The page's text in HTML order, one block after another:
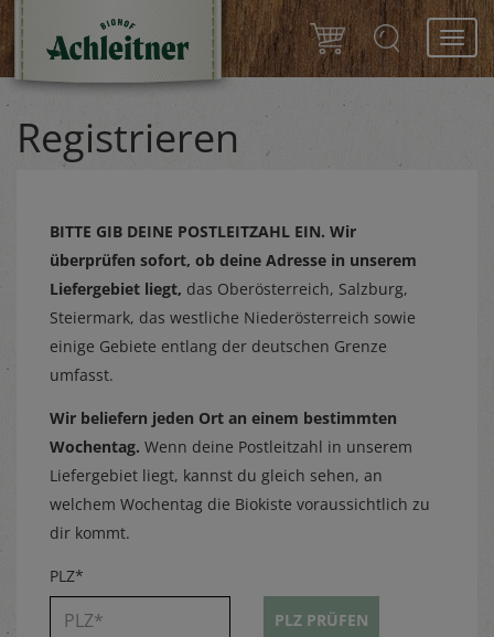
Registrieren
BITTE GIB DEINE POSTLEITZAHL EIN. Wir
überprüfen sofort, ob deine Adresse in unserem
Liefergebiet liegt, das Oberösterreich, Salzburg,
Steiermark, das westliche Niederösterreich sowie
einige Gebiete entlang der deutschen Grenze
umfasst.
Wir beliefern jeden Ort an einem bestimmten
Wochentag. Wenn deine Postleitzahl in unserem
Liefergebiet liegt, kannst du gleich sehen, an
welchem Wochentag die Biokiste voraussichtlich zu
dir kommt.
PLZ*
PLZ PRÜFEN